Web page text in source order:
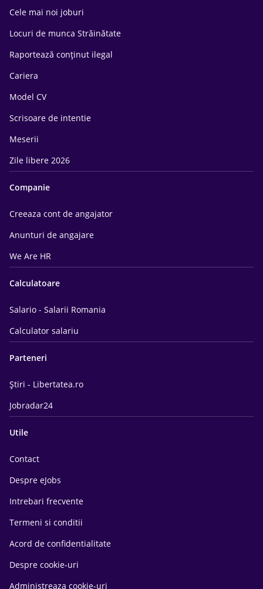
Cele mai noi joburi
Locuri de munca Străinătate
Raportează conținut ilegal
Cariera
Model CV
Scrisoare de intentie
Meserii
Zile libere 2026
Companie
Creeaza cont de angajator
Anunturi de angajare
We Are HR
Calculatoare
Salario - Salarii Romania
Calculator salariu
Parteneri
Știri - Libertatea.ro
Jobradar24
Utile
Contact
Despre eJobs
Intrebari frecvente
Termeni si conditii
Acord de confidentialitate
Despre cookie-uri
Administreaza cookie-uri